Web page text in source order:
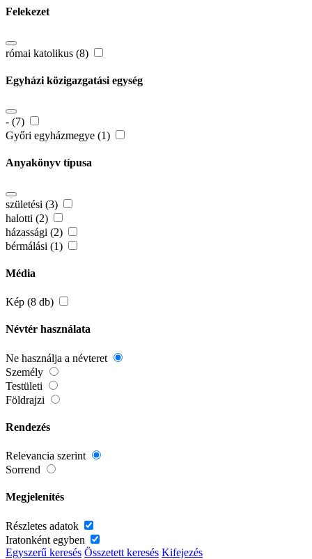
Felekezet
római katolikus (8)
Egyházi közigazgatási egység
- (7)
Győri egyházmegye (1)
Anyakönyv típusa
születési (3)
halotti (2)
házassági (2)
bérmálási (1)
Média
Kép (8 db)
Névtér használata
Ne használja a névteret
Személy
Testületi
Földrajzi
Rendezés
Relevancia szerint
Sorrend
Megjelenítés
Részletes adatok
Iratonként egyben
Egyszerű keresés Összetett keresés Kifejezés